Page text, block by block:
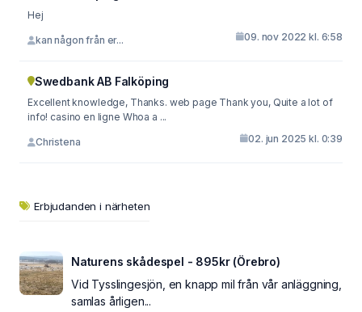
Hej
kan någon från er... 09. nov 2022 kl. 6:58
Swedbank AB Falköping
Excellent knowledge, Thanks. web page Thank you, Quite a lot of
info! casino en ligne Whoa a ...
Christena 02. jun 2025 kl. 0:39
Erbjudanden i närheten
Naturens skådespel - 895kr (Örebro)
Vid Tysslingesjön, en knapp mil från vår anläggning,
samlas årligen...